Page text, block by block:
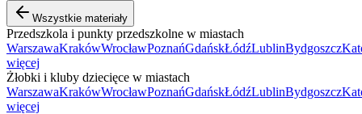
Wszystkie materiały
Przedszkola i punkty przedszkolne w miastach
WarszawaKrakówWrocławPoznańGdańskŁódźLublinBydgoszcz
więcej
Żłobki i kluby dziecięce w miastach
WarszawaKrakówWrocławPoznańGdańskŁódźLublinBydgoszcz
więcej